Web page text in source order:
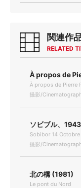
関連作
RELATED
À propos de
À propos de Pierre
撮影/
ソビブル、
Sobibor 14 Octobre
撮影/
北の橋 (1981)
Le pont du Nord